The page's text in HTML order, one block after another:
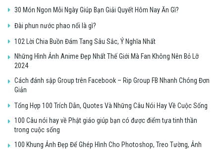
30 Món Ngon Mỗi Ngày Giúp Bạn Giải Quyết Hôm Nay Ăn Gì?
Đài phun nước phao nổi là gì?
102 Lời Chia Buồn Đám Tang Sâu Sắc, Ý Nghĩa Nhất
Những Hình Ảnh Anime Đẹp Nhất Thế Giới Mà Fan Không Nên Bỏ Lỡ
2024
Cách đánh sập Group trên Facebook – Rip Group FB Nhanh Chóng Đơn
Giản
Tổng Hợp 100 Trích Dẫn, Quotes Và Những Câu Nói Hay Về Cuộc Sống
100 Câu nói hay về Phật giáo giúp bạn có được điểm tựa tinh thần
trong cuộc sống
100 Khung Ảnh Đẹp Để Ghép Hình Cho Photoshop, Treo Tường, Ảnh